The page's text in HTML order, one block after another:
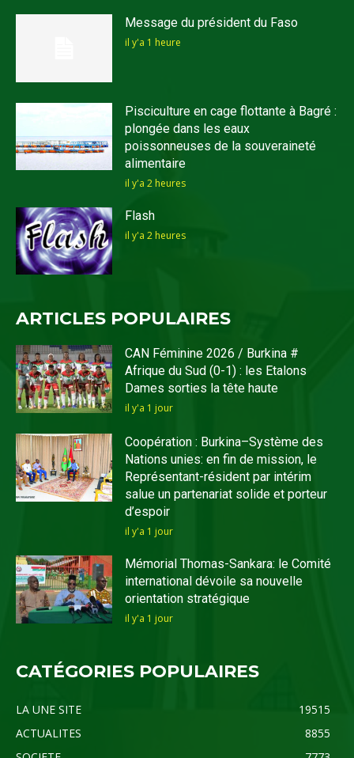
Message du président du Faso
il y'a 1 heure
Pisciculture en cage flottante à Bagré :
plongée dans les eaux
poissonneuses de la souveraineté
alimentaire
il y'a 2 heures
Flash
il y'a 2 heures
ARTICLES POPULAIRES
CAN Féminine 2026 / Burkina #
Afrique du Sud (0-1) : les Etalons
Dames sorties la tête haute
il y'a 1 jour
Coopération : Burkina–Système des
Nations unies: en fin de mission, le
Représentant-résident par intérim
salue un partenariat solide et porteur
d’espoir
il y'a 1 jour
Mémorial Thomas-Sankara: le Comité
international dévoile sa nouvelle
orientation stratégique
il y'a 1 jour
CATÉGORIES POPULAIRES
LA UNE SITE
19515
ACTUALITES
8855